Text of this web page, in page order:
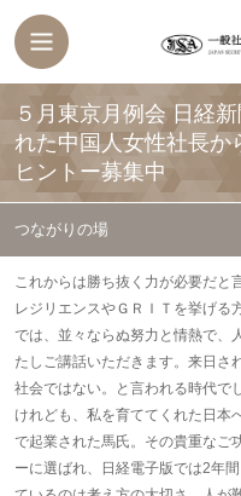
５月東京月例会 日経
れた中国人女性社長か
ヒントー募集中
つながりの場
これからは勝ち抜く力が必要だと
レジリエンスやＧＲＩＴを挙げる
では、並々ならぬ努力と情熱で、
たしご講話いただきます。来日さ
社会ではない。と言われる時代で
けれども、私を育ててくれた日本
で起業された馬氏。その貴重なご
ーに選ばれ、日経電子版では2年